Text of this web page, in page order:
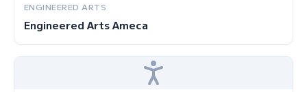
ENGINEERED ARTS
Engineered Arts Ameca